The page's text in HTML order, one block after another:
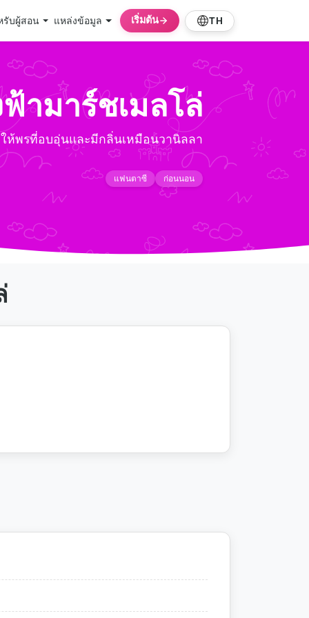
รับผู้สอน แหล่งข้อมูล เริ่มต้น TH
ามาร์ชเมลโล่
ห้พรที่อบอุ่นและมีกลิ่นเหมือนวานิลลา
แฟนตาซี ก่อนนอน